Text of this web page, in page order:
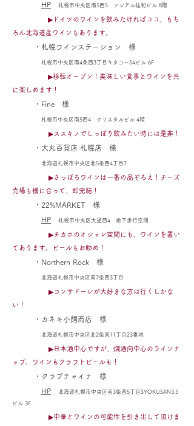
HP
札幌市中央区南5西5 ソシアル桂和ビル 8階
▶ドイツのワインを飲みたければココ。もち
ろん北海道産ワインもあります。
・ 札幌ワインステーション 様
札幌市中央区南4条西3丁目キタコーS4ビル 6F
▶移転オープン！美味しい食事とワインを共
に楽しめます！
・Fine 様
札幌市中央区南5西4 クリスタルビル 4階
▶ススキノでしっぽり飲みたい時には是非！
・大丸百貨店 札幌店 様
北海道札幌市 中央区北5条西4丁目7
▶さっぽろワインは一番の品ぞろえ！チーズ
売場も横に合って、即完結！
・22%MARKET 様
HP
札幌市中央区大通西4 地下歩行空間
▶チカホのオシャレ空間にも、ワインを置い
てあります。ビールもお勧め！
・ Northern Rock 様
北海道札幌市中央区南7条西3丁目
▶コンサドーレが大好きな方は行くしかな
い！
・カネキ小飼商店 様
北海道札幌市中央区北2条東11丁目23番地
▶日本酒中心ですが、燗酒向中心のラインナ
ップ。ワインもクラフトビールも！
・クラブチャイナ 様
HP
北海道札幌市中央区南3条西5丁目SYOKUSAN3.5
ビル 3F
▶中華とワインの可能性を引き出して頂けま